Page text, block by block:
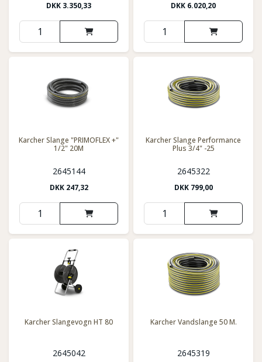
DKK 3.350,33 DKK 6.020,20
Karcher Slange "PRIMOFLEX +"
1/2" 20M
2645144
DKK 247,32
Karcher Slange Performance
Plus 3/4" -25
2645322
DKK 799,00
Karcher Slangevogn HT 80
2645042
Karcher Vandslange 50 M.
2645319